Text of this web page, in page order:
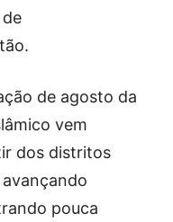
de agosto da
vem
dos distritos
pouca